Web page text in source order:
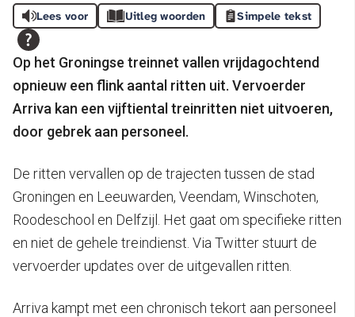
Lees voor Uitleg woorden Simpele tekst
Op het Groningse treinnet vallen vrijdagochtend
opnieuw een flink aantal ritten uit. Vervoerder
Arriva kan een vijftiental treinritten niet uitvoeren,
door gebrek aan personeel.
De ritten vervallen op de trajecten tussen de stad
Groningen en Leeuwarden, Veendam, Winschoten,
Roodeschool en Delfzijl. Het gaat om specifieke ritten
en niet de gehele treindienst. Via Twitter stuurt de
vervoerder updates over de uitgevallen ritten.
Arriva kampt met een chronisch tekort aan personeel